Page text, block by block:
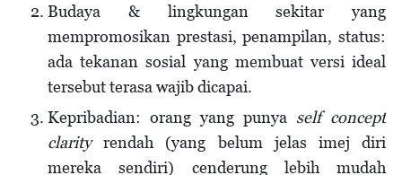
Budaya & lingkungan sekitar yang
mempromosikan prestasi, penampilan, status:
ada tekanan sosial yang membuat versi ideal
tersebut terasa wajib dicapai.
Kepribadian: orang yang punya self concept
clarityrendah (yang belum jelas imej diri
mereka sendiri) cenderung lebih mudah